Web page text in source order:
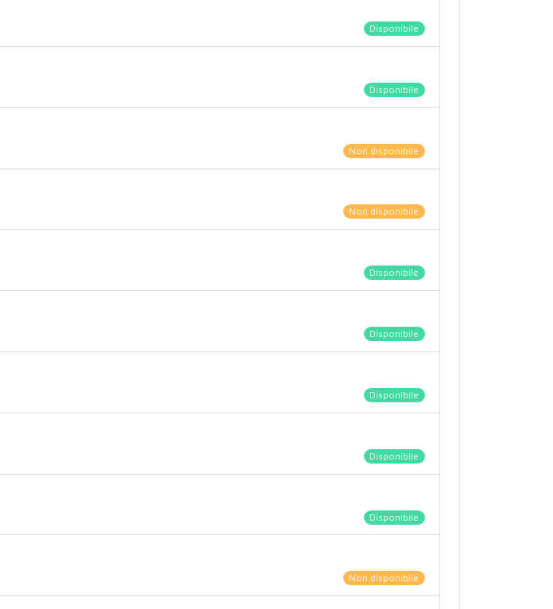
Disponibile
Disponibile
Non disponibile
Non disponibile
Disponibile
Disponibile
Disponibile
Disponibile
Disponibile
Non disponibile